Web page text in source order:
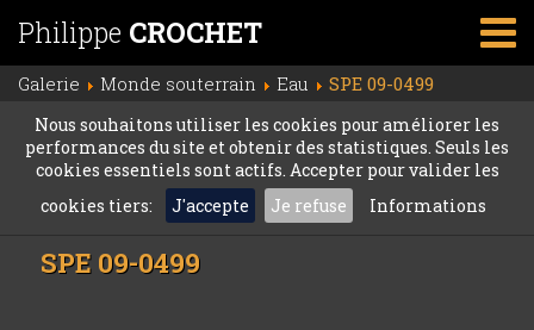
Philippe CROCHET
Galerie Monde souterrain Eau SPE 09-0499
Nous souhaitons utiliser les cookies pour améliorer les
performances du site et obtenir des statistiques. Seuls les
cookies essentiels sont actifs. Accepter pour valider les
cookies tiers:
J'accepte Je refuse Informations
SPE 09-0499